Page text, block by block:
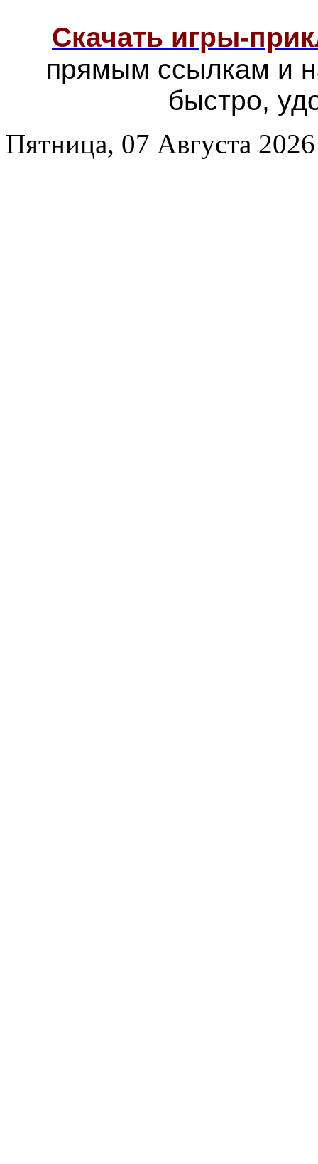
Скачать игры-
прямым ссылкам и
быстро,
Пятница, 07 Августа 2026